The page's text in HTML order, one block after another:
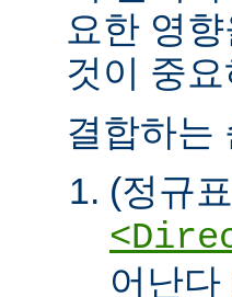
요한 영
것이 중
결합하는
(정규
어난